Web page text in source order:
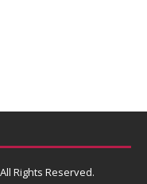
Rights Reserved.